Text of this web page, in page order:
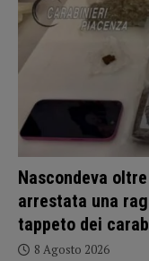
Nascondeva
arrestata una
tappeto dei
8 Agosto 2026